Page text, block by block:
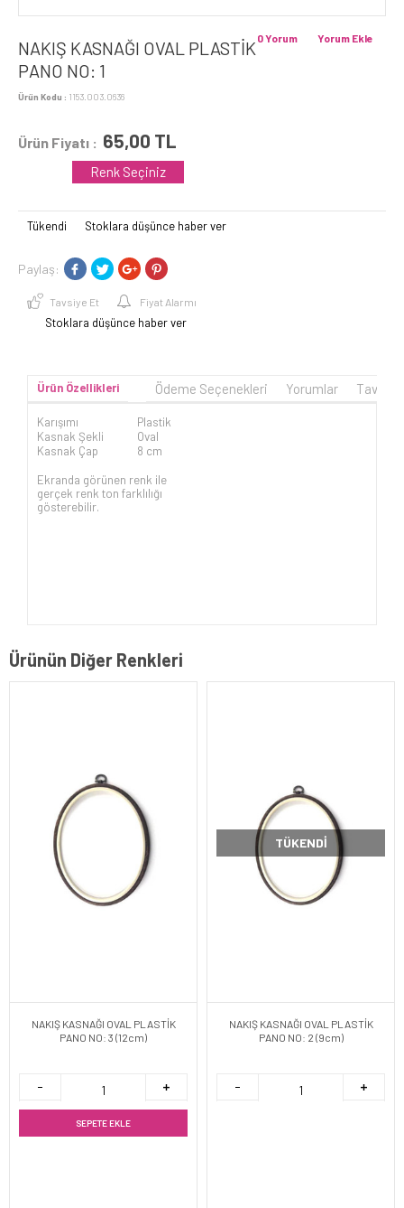
NAKIŞ KASNAĞI OVAL PLASTİK
PANO NO: 1
Ürün Kodu : 1153.003.0636
Yorum Ekle
0 Yorum
Ürün Fiyatı : 65,00 TL
Renk Seçiniz
Tükendi Stoklara düşünce haber ver
Paylaş:
Tavsiye Et Fiyat Alarmı
Stoklara düşünce haber ver
Ürün Özellikleri Ödeme Seçenekleri Yorumlar
Karışımı
Plastik
Kasnak Şekli
Oval
Kasnak Çap
8 cm
Ekranda görünen renk ile
gerçek renk ton farklılığı
gösterebilir.
Ürünün Diğer Renkleri
NAKIŞ KASNAĞI OVAL PLASTİK
PANO NO: 3 (12cm)
SEPETE EKLE
TÜKENDI
NAKIŞ KASNAĞI OVAL PLASTİK
PANO NO: 2 (9cm)